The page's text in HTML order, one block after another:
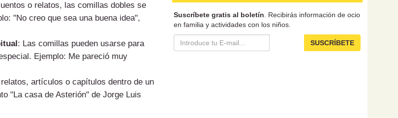
o relatos, las comillas dobles se
"No creo que sea una buena idea",
: Las comillas pueden usarse para
Ejemplo: Me pareció muy
artículos o capítulos dentro de un
"La casa de Asterión" de Jorge Luis
Suscríbete gratis al boletín . Recibirás información de ocio
en familia y actividades con los niños.
SUSCRÍBETE